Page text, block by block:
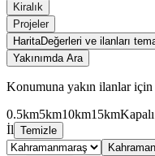
Kiralık
Projeler
HaritaDeğerleri ve ilanları
Yakınımda Ara
Konumuna yakın ilanlar için
0.5km5km10km15kmKapalı
İl Temizle